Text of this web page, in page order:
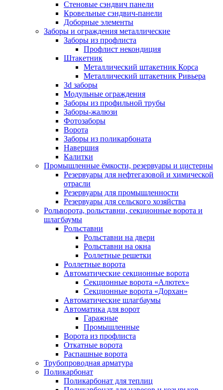
Стеновые сэндвич панели
Кровельные сэндвич-панели
Доборные элементы
Заборы и ограждения металлические
Заборы из профлиста
Профлист некондиция
Штакетник
Металлический штакетник Корса
Металлический штакетник Ривьера
3d заборы
Модульные ограждения
Заборы из профильной трубы
Заборы-жалюзи
Фотозаборы
Ворота
Заборы из поликарбоната
Навершия
Калитки
Промышленные ёмкости, резервуары и цистерны
Резервуары для нефтегазовой и химической
отрасли
Резервуары для промышленности
Резервуары для сельского хозяйства
Рольворота, рольставни, секционные ворота и
шлагбаумы
Рольставни
Рольставни на двери
Рольставни на окна
Роллетные решетки
Роллетные ворота
Автоматические секционные ворота
Секционные ворота «Алютех»
Секционные ворота «Дорхан»
Автоматические шлагбаумы
Автоматика для ворот
Гаражные
Промышленные
Ворота из профлиста
Откатные ворота
Распашные ворота
Трубопроводная арматура
Поликарбонат
Поликарбонат для теплиц